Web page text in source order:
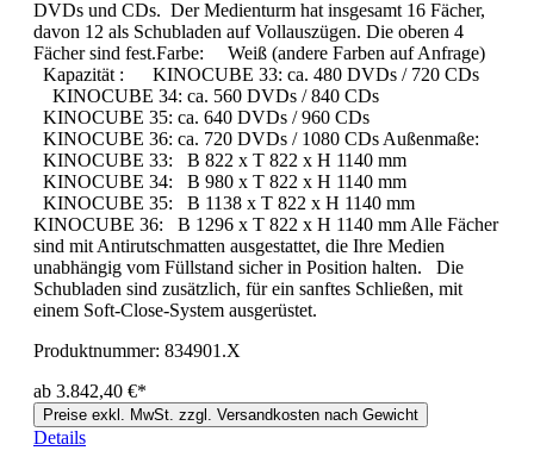
DVDs und CDs. Der Medienturm hat insgesamt 16 Fächer,
davon 12 als Schubladen auf Vollauszügen. Die oberen 4
Fächer sind fest.Farbe: Weiß (andere Farben auf Anfrage)
Kapazität : KINOCUBE 33: ca. 480 DVDs / 720 CDs
KINOCUBE 34: ca. 560 DVDs / 840 CDs
KINOCUBE 35: ca. 640 DVDs / 960 CDs
KINOCUBE 36: ca. 720 DVDs / 1080 CDs Außenmaße:
KINOCUBE 33: B 822 x T 822 x H 1140 mm
KINOCUBE 34: B 980 x T 822 x H 1140 mm
KINOCUBE 35: B 1138 x T 822 x H 1140 mm
KINOCUBE 36: B 1296 x T 822 x H 1140 mm Alle Fächer
sind mit Antirutschmatten ausgestattet, die Ihre Medien
unabhängig vom Füllstand sicher in Position halten. Die
Schubladen sind zusätzlich, für ein sanftes Schließen, mit
einem Soft-Close-System ausgerüstet.
Produktnummer: 834901.X
ab 3.842,40 €*
Preise exkl. MwSt. zzgl. Versandkosten nach Gewicht
Details